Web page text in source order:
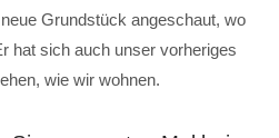
Grundstück angeschaut, wo
hat sich auch unser vorheriges
wie wir wohnen.